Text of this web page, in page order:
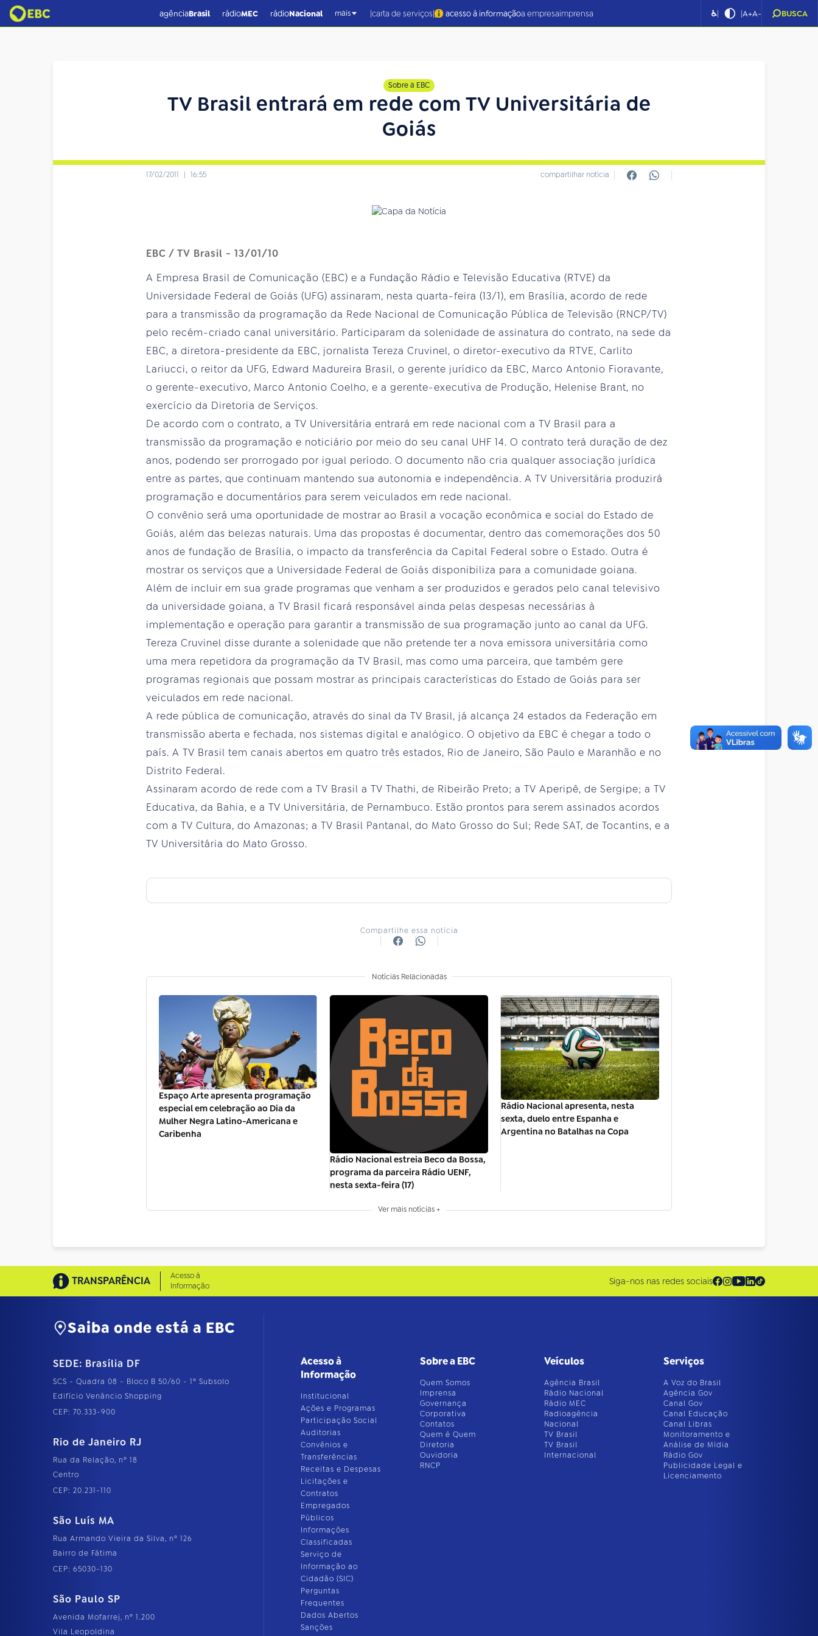
agênciaBrasil rádioMEC rádioNacional mais |carta de serviços| acesso à informaçãoa empresaimprensa ♿| |A+A- BUSCA
Sobre a EBC
TV Brasil entrará em rede com TV Universitária de
Goiás
17/02/2011 | 16:55 compartilhar notícia
EBC / TV Brasil - 13/01/10
A Empresa Brasil de Comunicação (EBC) e a Fundação Rádio e Televisão Educativa (RTVE) da
Universidade Federal de Goiás (UFG) assinaram, nesta quarta-feira (13/1), em Brasília, acordo de rede
para a transmissão da programação da Rede Nacional de Comunicação Pública de Televisão (RNCP/TV)
pelo recém-criado canal universitário. Participaram da solenidade de assinatura do contrato, na sede da
EBC, a diretora-presidente da EBC, jornalista Tereza Cruvinel, o diretor-executivo da RTVE, Carlito
Lariucci, o reitor da UFG, Edward Madureira Brasil, o gerente jurídico da EBC, Marco Antonio Fioravante,
o gerente-executivo, Marco Antonio Coelho, e a gerente-executiva de Produção, Helenise Brant, no
exercício da Diretoria de Serviços.
De acordo com o contrato, a TV Universitária entrará em rede nacional com a TV Brasil para a
transmissão da programação e noticiário por meio do seu canal UHF 14. O contrato terá duração de dez
anos, podendo ser prorrogado por igual período. O documento não cria qualquer associação jurídica
entre as partes, que continuam mantendo sua autonomia e independência. A TV Universitária produzirá
programação e documentários para serem veiculados em rede nacional.
O convênio será uma oportunidade de mostrar ao Brasil a vocação econômica e social do Estado de
Goiás, além das belezas naturais. Uma das propostas é documentar, dentro das comemorações dos 50
anos de fundação de Brasília, o impacto da transferência da Capital Federal sobre o Estado. Outra é
mostrar os serviços que a Universidade Federal de Goiás disponibiliza para a comunidade goiana.
Além de incluir em sua grade programas que venham a ser produzidos e gerados pelo canal televisivo
da universidade goiana, a TV Brasil ficará responsável ainda pelas despesas necessárias à
implementação e operação para garantir a transmissão de sua programação junto ao canal da UFG.
Tereza Cruvinel disse durante a solenidade que não pretende ter a nova emissora universitária como
uma mera repetidora da programação da TV Brasil, mas como uma parceira, que também gere
programas regionais que possam mostrar as principais características do Estado de Goiás para ser
veiculados em rede nacional.
A rede pública de comunicação, através do sinal da TV Brasil, já alcança 24 estados da Federação em
transmissão aberta e fechada, nos sistemas digital e analógico. O objetivo da EBC é chegar a todo o
país. A TV Brasil tem canais abertos em quatro três estados, Rio de Janeiro, São Paulo e Maranhão e no
Distrito Federal.
Assinaram acordo de rede com a TV Brasil a TV Thathi, de Ribeirão Preto; a TV Aperipê, de Sergipe; a TV
Educativa, da Bahia, e a TV Universitária, de Pernambuco. Estão prontos para serem assinados acordos
com a TV Cultura, do Amazonas; a TV Brasil Pantanal, do Mato Grosso do Sul; Rede SAT, de Tocantins, e a
TV Universitária do Mato Grosso.
Compartilhe essa notícia
Notícias Relacionadas
Espaço Arte apresenta programação
especial em celebração ao Dia da
Mulher Negra Latino-Americana e
Caribenha
Rádio Nacional estreia Beco da Bossa,
programa da parceira Rádio UENF,
nesta sexta-feira (17)
Rádio Nacional apresenta, nesta
sexta, duelo entre Espanha e
Argentina no Batalhas na Copa
Ver mais notícias +
TRANSPARÊNCIA
Acesso à
Informação
Siga-nos nas redes sociais
Saiba onde está a EBC
SEDE: Brasília DF
SCS - Quadra 08 - Bloco B 50/60 - 1º Subsolo
Edifício Venâncio Shopping
CEP: 70.333-900
Rio de Janeiro RJ
Rua da Relação, nº 18
Centro
CEP: 20.231-110
São Luís MA
Rua Armando Vieira da Silva, nº 126
Bairro de Fátima
CEP: 65030-130
São Paulo SP
Avenida Mofarrej, nº 1.200
Vila Leopoldina
Acesso à
Informação
Institucional
Ações e Programas
Participação Social
Auditorias
Convênios e
Transferências
Receitas e Despesas
Licitações e
Contratos
Empregados
Públicos
Informações
Classificadas
Serviço de
Informação ao
Cidadão (SIC)
Perguntas
Frequentes
Dados Abertos
Sanções
Sobre a EBC
Quem Somos
Imprensa
Governança
Corporativa
Contatos
Quem é Quem
Diretoria
Ouvidoria
RNCP
Veículos
Agência Brasil
Rádio Nacional
Rádio MEC
Radioagência
Nacional
TV Brasil
TV Brasil
Internacional
Serviços
A Voz do Brasil
Agência Gov
Canal Gov
Canal Educação
Canal Libras
Monitoramento e
Análise de Mídia
Rádio Gov
Publicidade Legal e
Licenciamento